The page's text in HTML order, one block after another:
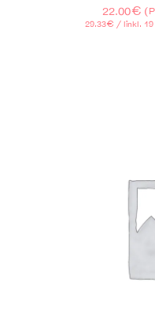
22.00€ (
29.33€ / linkl.